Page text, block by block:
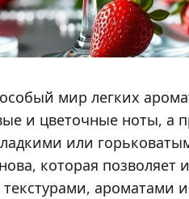
мир легких
и цветочные ноты, а
или
которая
ароматами